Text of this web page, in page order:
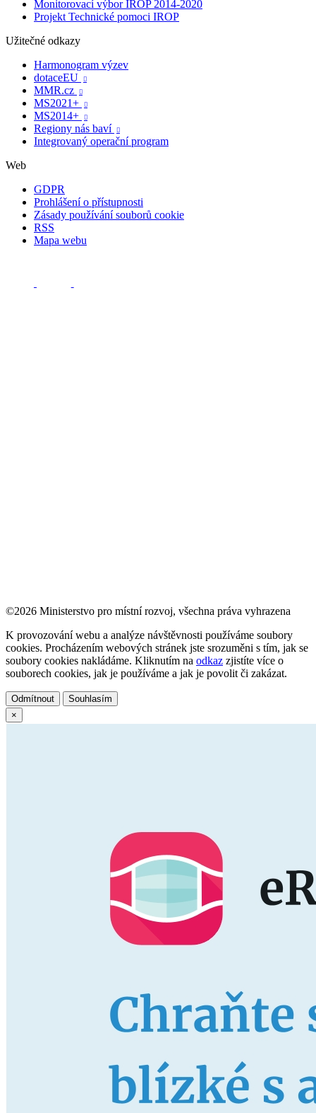
Monitorovací výbor IROP 2014-2020
Projekt Technické pomoci IROP
Užitečné odkazy
Harmonogram výzev
dotaceEU

MMR.cz 
MS2021+ 
MS2014+ 
Regiony nás baví 
Integrovaný operační program
Web
GDPR
Prohlášení o přístupnosti
Zásady používání souborů cookie
RSS
Mapa webu
©2026 Ministerstvo pro místní rozvoj, všechna práva vyhrazena
K provozování webu a analýze návštěvnosti používáme soubory
cookies. Procházením webových stránek jste srozuměni s tím, jak se
soubory cookies nakládáme. Kliknutím na odkaz zjistíte více o
souborech cookies, jak je používáme a jak je povolit či zakázat.
Odmítnout
Souhlasím
×